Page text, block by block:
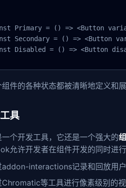
Primary = () => <Button
Secondary = () => <Button
Disabled = () => <Button
件的各种状态都被清晰地定义和
具
个开发工具，它还是一个强大的
允许开发者在组件开发的同时进
addon-interactions记录和回放用
Chromatic等工具进行像素级别的